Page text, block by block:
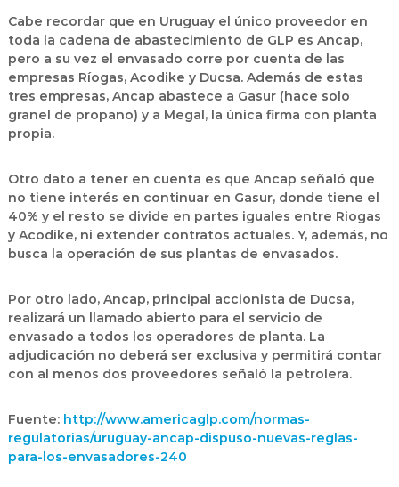
Cabe recordar que en Uruguay el único proveedor en
toda la cadena de abastecimiento de GLP es Ancap,
pero a su vez el envasado corre por cuenta de las
empresas Ríogas, Acodike y Ducsa. Además de estas
tres empresas, Ancap abastece a Gasur (hace solo
granel de propano) y a Megal, la única firma con planta
propia.
Otro dato a tener en cuenta es que Ancap señaló que
no tiene interés en continuar en Gasur, donde tiene el
40% y el resto se divide en partes iguales entre Riogas
y Acodike, ni extender contratos actuales. Y, además, no
busca la operación de sus plantas de envasados.
Por otro lado, Ancap, principal accionista de Ducsa,
realizará un llamado abierto para el servicio de
envasado a todos los operadores de planta. La
adjudicación no deberá ser exclusiva y permitirá contar
con al menos dos proveedores señaló la petrolera.
Fuente: http://www.americaglp.com/normas-
regulatorias/uruguay-ancap-dispuso-nuevas-reglas-
para-los-envasadores-240